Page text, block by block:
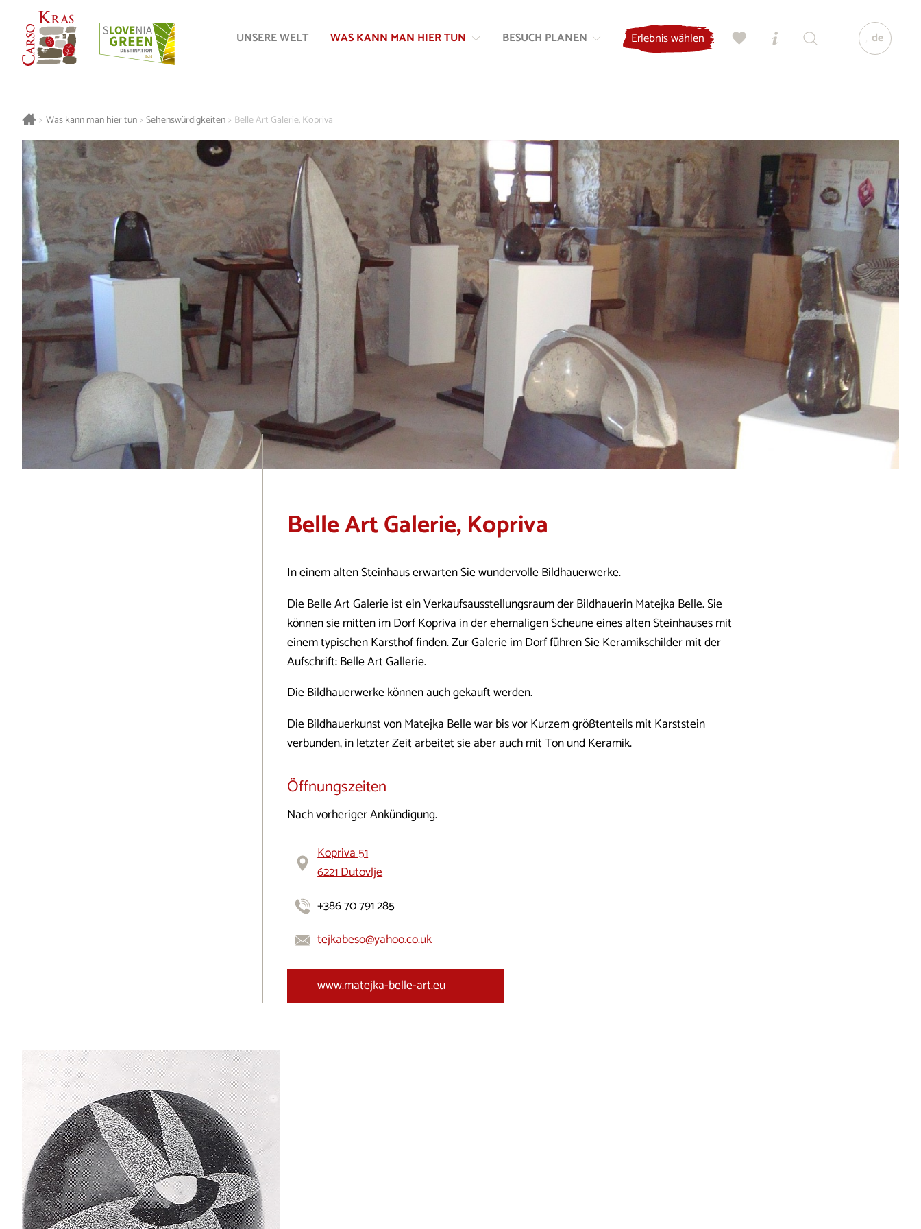
Inhalt
Navigation
UNSERE WELT WAS KANN MAN HIER TUN BESUCH PLANEN Erlebnis wählen de
> Was kann man hier tun > Sehenswürdigkeiten > Belle Art Galerie, Kopriva
Belle Art Galerie, Kopriva
In einem alten Steinhaus erwarten Sie wundervolle Bildhauerwerke.
Die Belle Art Galerie ist ein Verkaufsausstellungsraum der Bildhauerin Matejka Belle. Sie
können sie mitten im Dorf Kopriva in der ehemaligen Scheune eines alten Steinhauses mit
einem typischen Karsthof finden. Zur Galerie im Dorf führen Sie Keramikschilder mit der
Aufschrift: Belle Art Gallerie.
Die Bildhauerwerke können auch gekauft werden.
Die Bildhauerkunst von Matejka Belle war bis vor Kurzem größtenteils mit Karststein
verbunden, in letzter Zeit arbeitet sie aber auch mit Ton und Keramik.
Öffnungszeiten
Nach vorheriger Ankündigung.
Kopriva 51
6221 Dutovlje
+386 70 791 285
tejkabeso@yahoo.co.uk
www.matejka-belle-art.eu